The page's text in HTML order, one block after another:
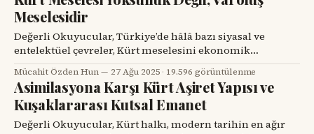
İspanya’daki Bask Özerk Bölgesi kendi parlamentosu,
polis gücü ve mali sistemine sahip; Euskara dili
İspanyolca ile
Meselesidir
Değerli Okuyucular, Türkiye’de hâlâ bazı siyasal ve
entelektüel çevreler, Kürt meselesini ekonomik
yoksulluk ve geri kalmışlık üzerinden açıklamayı tercih
ediyor. Bu kesimlere göre toplum zenginleştiğinde,
kalkınma hamleleri başarıya ulaştığında geriye hiçbir
sorun kalmayacaktır. Kürtlerin yaşadığı sıkıntılar da bu
bağlamda yapay görülmekte, “ekonomi düzelirse kimlik
Mücahit Özden Hun 27 Ağu 2025 · 19.596 görüntülenme
Asimilasyona Karşı Kürt Aşiret Yapısı ve
Kuşaklararası Kutsal Emanet
Değerli Okuyucular, Kürt halkı, modern tarihin en ağır